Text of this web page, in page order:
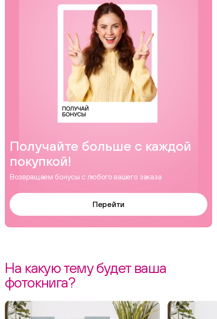
Получайте больше с каждой
покупкой!
Возвращаем бонусы с любого вашего заказа
Перейти
На какую тему будет ваша
фотокнига?